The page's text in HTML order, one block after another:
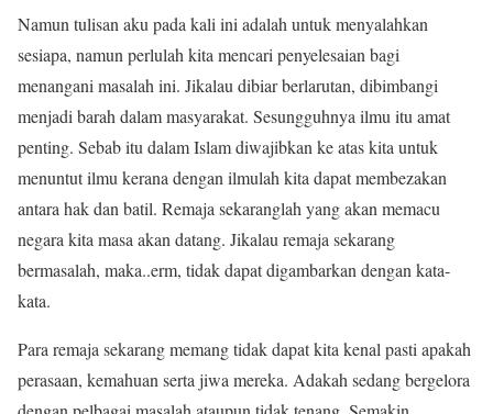
Namun tulisan aku pada kali ini adalah untuk menyalahkan
sesiapa, namun perlulah kita mencari penyelesaian bagi
menangani masalah ini. Jikalau dibiar berlarutan, dibimbangi
menjadi barah dalam masyarakat. Sesungguhnya ilmu itu amat
penting. Sebab itu dalam Islam diwajibkan ke atas kita untuk
menuntut ilmu kerana dengan ilmulah kita dapat membezakan
antara hak dan batil. Remaja sekaranglah yang akan memacu
negara kita masa akan datang. Jikalau remaja sekarang
bermasalah, maka..erm, tidak dapat digambarkan dengan kata-
kata.
Para remaja sekarang memang tidak dapat kita kenal pasti apakah
perasaan, kemahuan serta jiwa mereka. Adakah sedang bergelora